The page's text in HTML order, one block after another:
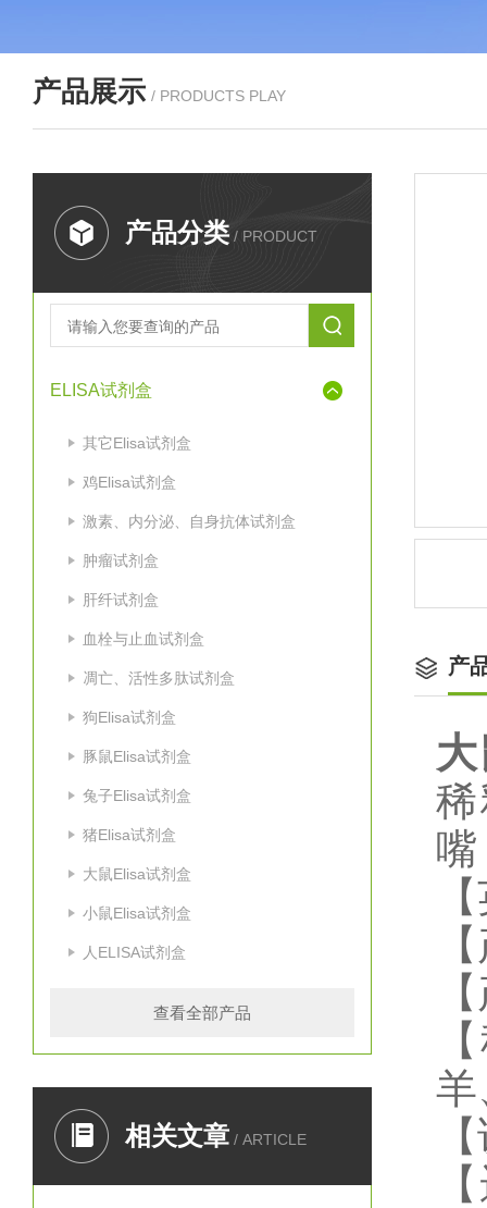
产品展示 / PRODUCTS PLAY
产品分类 / PRODUCT
ELISA试剂盒
其它Elisa试剂盒
鸡Elisa试剂盒
激素、内分泌、自身抗体试剂盒
肿瘤试剂盒
肝纤试剂盒
血栓与止血试剂盒
凋亡、活性多肽试剂盒
狗Elisa试剂盒
豚鼠Elisa试剂盒
兔子Elisa试剂盒
猪Elisa试剂盒
大鼠Elisa试剂盒
小鼠Elisa试剂盒
人ELISA试剂盒
查看全部产品
相关文章 / ARTICLE
产
羊